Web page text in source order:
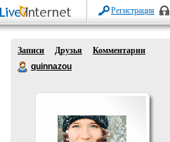
Регистрация
Записи Друзья
Комментарии
quinnazou